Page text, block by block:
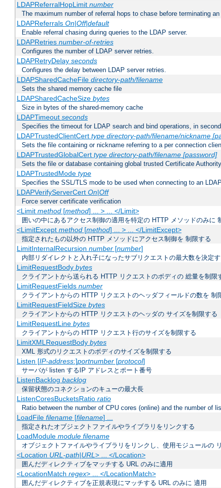
LDAPReferralHopLimit number
The maximum number of referral hops to chase before terminating
LDAPReferrals On|Off|default
Enable referral chasing during queries to the LDAP server.
LDAPRetries number-of-retries
Configures the number of LDAP server retries.
LDAPRetryDelay seconds
Configures the delay between LDAP server retries.
LDAPSharedCacheFile directory-path/filename
Sets the shared memory cache file
LDAPSharedCacheSize bytes
Size in bytes of the shared-memory cache
LDAPTimeout seconds
Specifies the timeout for LDAP search and bind operations, in
LDAPTrustedClientCert type directory-path/filename/nickname
Sets the file containing or nickname referring to a per connection
LDAPTrustedGlobalCert type directory-path/filename [password]
Sets the file or database containing global trusted Certificate
LDAPTrustedMode type
Specifies the SSL/TLS mode to be used when connecting to an
LDAPVerifyServerCert On|Off
Force server certificate verification
<Limit method[method] ... > ... </Limit>
囲いの中にあるアクセス制御の適用を特定の HTTP メソッドのみに
<LimitExcept method[method] ... > ... </LimitExcept>
指定されたもの以外の HTTP メソッドにアクセス制御を 制限する
LimitInternalRecursion number[number]
内部リダイレクトと入れ子になったサブリクエストの最大数を決定
LimitRequestBody bytes
クライアントから送られる HTTP リクエストのボディの 総量を制限
LimitRequestFields number
クライアントからの HTTP リクエストのヘッダフィールドの数を 制
LimitRequestFieldSize bytes
クライアントからの HTTP リクエストのヘッダの サイズを制限する
LimitRequestLine bytes
クライアントからの HTTP リクエスト行のサイズを制限する
LimitXMLRequestBody bytes
XML 形式のリクエストのボディのサイズを制限する
Listen [IP-address:]portnumber[protocol]
サーバが listen するIP アドレスとポート番号
ListenBacklog backlog
保留状態のコネクションのキューの最大長
ListenCoresBucketsRatio ratio
Ratio between the number of CPU cores (online) and the number of
LoadFile filename[filename] ...
指定されたオブジェクトファイルやライブラリをリンクする
LoadModule module filename
オブジェクトファイルやライブラリをリンクし、使用モジュールの
<Location URL-path|URL> ... </Location>
囲んだディレクティブをマッチする URL のみに適用
<LocationMatch regex> ... </LocationMatch>
囲んだディレクティブを正規表現にマッチする URL のみに 適用